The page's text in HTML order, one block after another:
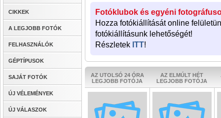
CIKKEK
A LEGJOBB FOTÓK
FELHASZNÁLÓK
GÉPTÍPUSOK
SAJÁT FOTÓK
ÚJ VÉLEMÉNYEK
ÚJ VÁLASZOK
Fotóklubok és egyéni
Hozza fotókiállítását online
fotókiállításunk lehetőségét!
Részletek ITT!
AZ UTOLSÓ 24 ÓRA
LEGJOBB FOTÓJA
AZ ELMÚLT HÉT
LEGJOBB FOTÓJA